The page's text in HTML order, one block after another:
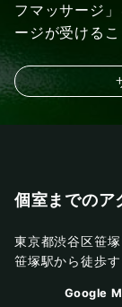
フマッサージ
ージが受ける
個室までのア
東京都渋谷区笹塚
笹塚駅から徒歩す
Google